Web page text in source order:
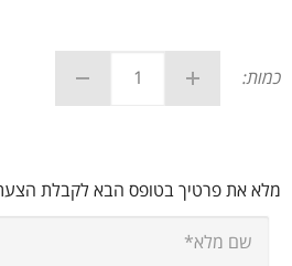
כמות:
מלא את פרטיך בטופס הבא לקבלת